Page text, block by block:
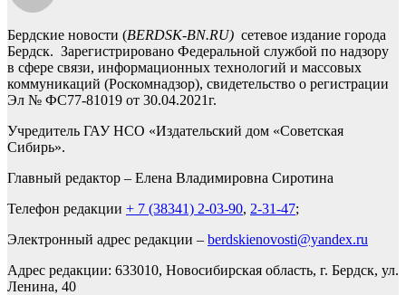
Бердские новости (BERDSK-BN.RU) сетевое издание города
Бердск. Зарегистрировано Федеральной службой по надзору
в сфере связи, информационных технологий и массовых
коммуникаций (Роскомнадзор), свидетельство о регистрации
Эл № ФС77-81019 от 30.04.2021г.
Учредитель ГАУ НСО «Издательский дом «Советская
Сибирь».
Главный редактор – Елена Владимировна Сиротина
Телефон редакции + 7 (38341) 2-03-90, 2-31-47;
Электронный адрес редакции – berdskienovosti@yandex.ru
Адрес редакции: 633010, Новосибирская область, г. Бердск, ул.
Ленина, 40